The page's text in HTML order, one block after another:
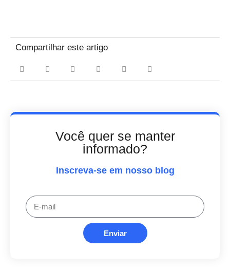
Compartilhar este artigo
Você quer se manter
informado?
Inscreva-se em nosso blog
Enviar